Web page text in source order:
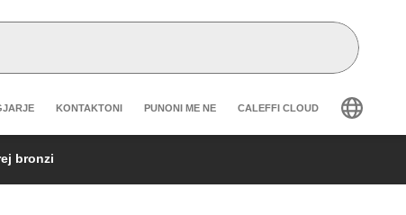
secondary navigation
KONTAKTONI PUNONI ME NE CALEFFI CLOUD
bronzi